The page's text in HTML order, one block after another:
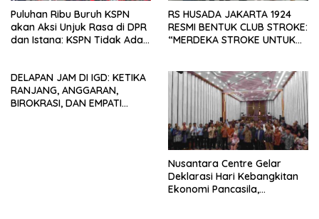
Puluhan Ribu Buruh KSPN
akan Aksi Unjuk Rasa di DPR
dan Istana: KSPN Tidak Ada
Siapapun
RS HUSADA JAKARTA 1924
RESMI BENTUK CLUB STROKE:
“MERDEKA STROKE UNTUK
DELAPAN JAM DI IGD: KETIKA
RANJANG, ANGGARAN,
BIROKRASI, DAN EMPATI
Nusantara Centre Gelar
Deklarasi Hari Kebangkitan
Ekonomi Pancasila,